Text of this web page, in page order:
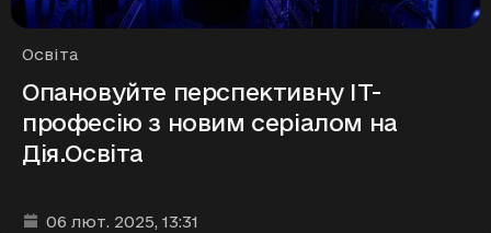
Рубрики
Освіта
Опановуйте перспективну ІТ-
професію з новим серіалом на
Дія.Освіта
Дата та час публікації
06 лют. 2025, 13:31